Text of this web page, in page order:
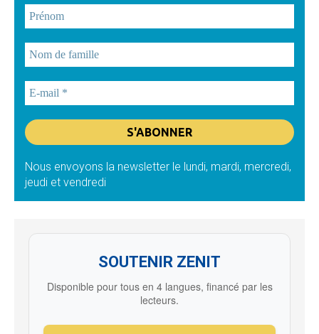
Nous envoyons la newsletter le lundi, mardi, mercredi,
jeudi et vendredi
SOUTENIR ZENIT
Disponible pour tous en 4 langues, financé par les
lecteurs.